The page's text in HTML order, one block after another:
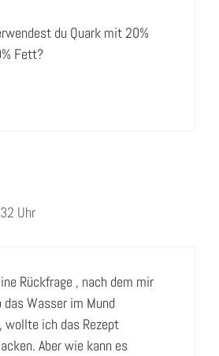
du Quark mit 20%
Fett?
Uhr
Rückfrage , nach dem mir
Wasser im Mund
wollte ich das Rezept
Aber wie kann es